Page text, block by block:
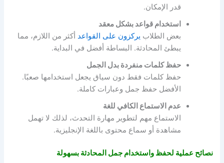
قدر الإمكان.
استخدام قواعد بشكل معقد
بعض الطلاب يركزون على القواعد أكثر من اللازم، مما
يبطئ المحادثة. البساطة أفضل في البداية.
حفظ كلمات منفردة بدل الجمل
حفظ كلمات فقط دون سياق يجعل استخدامها صعبًا.
الأفضل حفظ جمل وعبارات كاملة.
عدم الاستماع الكافي للغة
الاستماع مهم لتطوير مهارة التحدث، لذلك لا تهمل
مشاهدة أو سماع محتوى باللغة الإنجليزية.
نصائح عملية لحفظ واستخدام جمل المحادثة بسهولة